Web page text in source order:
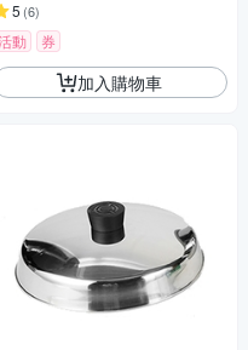
5 (6)
動 券
加入購物車